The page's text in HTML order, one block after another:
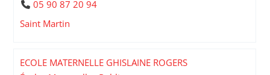
05 90 87 20 94
Saint Martin
ECOLE MATERNELLE GHISLAINE ROGERS